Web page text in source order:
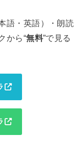
語・英語）・朗読
から“無料”で見る